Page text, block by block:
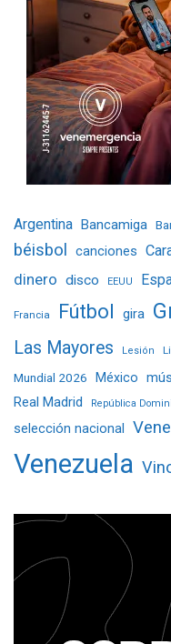
Argentina Bancamiga
béisbol canciones
dinero disco EEUU
Francia Fútbol gira
Las Mayores Lesión
Mundial 2026 México
Real Madrid República
selección nacional
Venezuela